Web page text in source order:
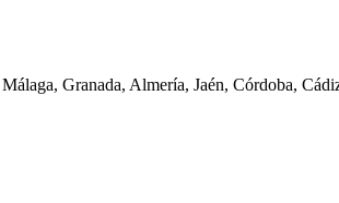
Granada, Almería, Jaén, Córdoba,